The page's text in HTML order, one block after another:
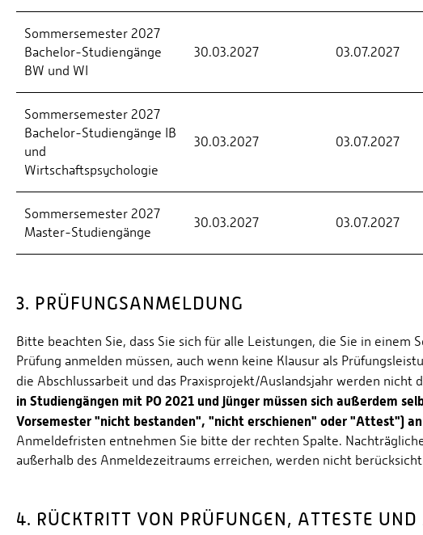
Sommersemester 2027
Bachelor-Studiengänge
BW und WI
30.03.2027 03.07.2027
Sommersemester 2027
Bachelor-Studiengänge IB
und
Wirtschaftspsychologie
30.03.2027 03.07.2027
Sommersemester 2027
Master-Studiengänge
30.03.2027 03.07.2027
3. PRÜFUNGSANMELDUNG
Bitte beachten Sie, dass Sie sich für alle Leistungen, die Sie in einem
Prüfung anmelden müssen, auch wenn keine Klausur als
die Abschlussarbeit und das Praxisprojekt/Auslandsjahr werden nicht
in Studiengängen mit PO 2021 und jünger müssen sich außerdem
Vorsemester "nicht bestanden", "nicht erschienen" oder "Attest")
Anmeldefristen entnehmen Sie bitte der rechten Spalte.
außerhalb des Anmeldezeitraums erreichen, werden nicht
4. RÜCKTRITT VON PRÜFUNGEN, ATTESTE